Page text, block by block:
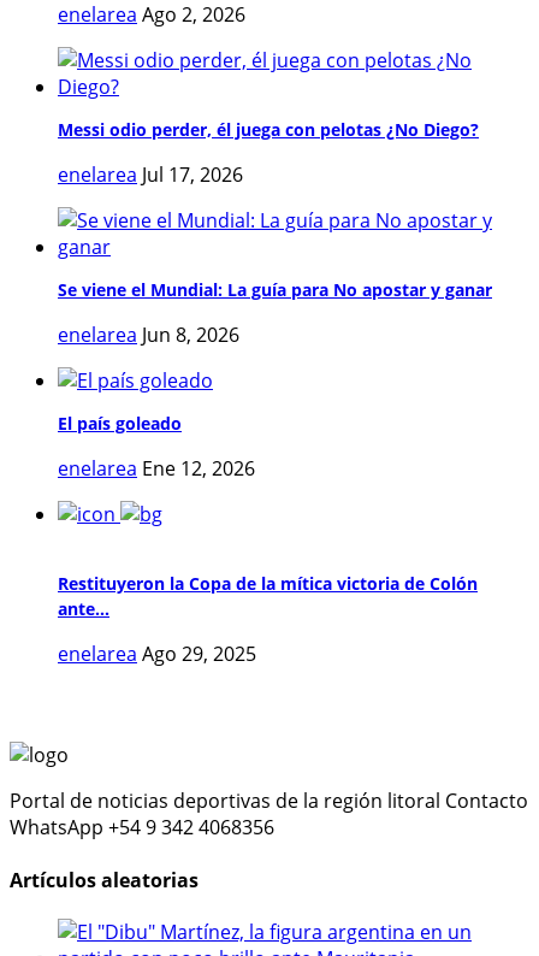
enelarea Ago 2, 2026
Messi odio perder, él juega con pelotas ¿No Diego?
enelarea Jul 17, 2026
Se viene el Mundial: La guía para No apostar y ganar
enelarea Jun 8, 2026
El país goleado
enelarea Ene 12, 2026
Restituyeron la Copa de la mítica victoria de Colón
ante...
enelarea Ago 29, 2025
Portal de noticias deportivas de la región litoral Contacto
WhatsApp +54 9 342 4068356
Artículos aleatorias